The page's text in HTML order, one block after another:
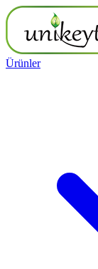
Ürünler